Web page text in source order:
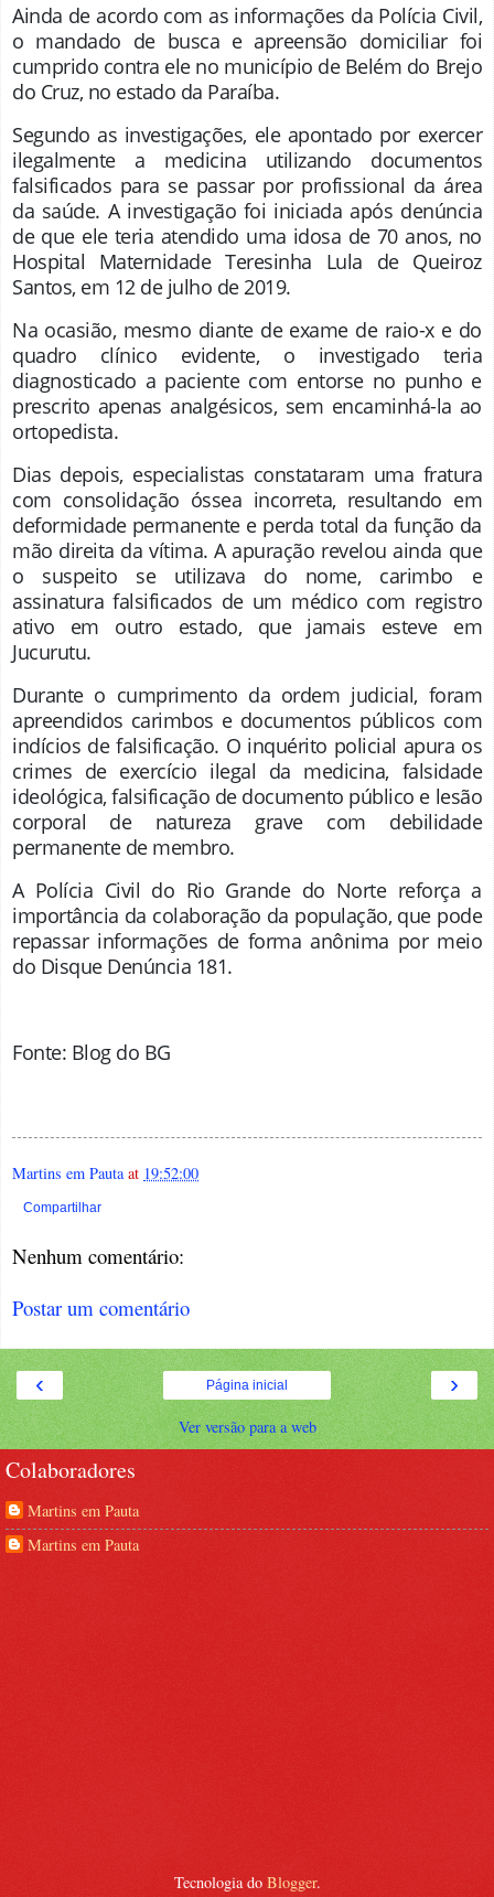
Ainda de acordo com as informações da Polícia Civil,
o mandado de busca e apreensão domiciliar foi
cumprido contra ele no município de Belém do Brejo
do Cruz, no estado da Paraíba.
Segundo as investigações, ele apontado por exercer
ilegalmente a medicina utilizando documentos
falsificados para se passar por profissional da área
da saúde. A investigação foi iniciada após denúncia
de que ele teria atendido uma idosa de 70 anos, no
Hospital Maternidade Teresinha Lula de Queiroz
Santos, em 12 de julho de 2019.
Na ocasião, mesmo diante de exame de raio-x e do
quadro clínico evidente, o investigado teria
diagnosticado a paciente com entorse no punho e
prescrito apenas analgésicos, sem encaminhá-la ao
ortopedista.
Dias depois, especialistas constataram uma fratura
com consolidação óssea incorreta, resultando em
deformidade permanente e perda total da função da
mão direita da vítima. A apuração revelou ainda que
o suspeito se utilizava do nome, carimbo e
assinatura falsificados de um médico com registro
ativo em outro estado, que jamais esteve em
Jucurutu.
Durante o cumprimento da ordem judicial, foram
apreendidos carimbos e documentos públicos com
indícios de falsificação. O inquérito policial apura os
crimes de exercício ilegal da medicina, falsidade
ideológica, falsificação de documento público e lesão
corporal de natureza grave com debilidade
permanente de membro.
A Polícia Civil do Rio Grande do Norte reforça a
importância da colaboração da população, que pode
repassar informações de forma anônima por meio
do Disque Denúncia 181.
Fonte: Blog do BG
Martins em Pauta at 19:52:00
Compartilhar
Nenhum comentário:
Postar um comentário
‹ ›
Página inicial
Ver versão para a web
Colaboradores
Martins em Pauta
Martins em Pauta
Tecnologia do Blogger.